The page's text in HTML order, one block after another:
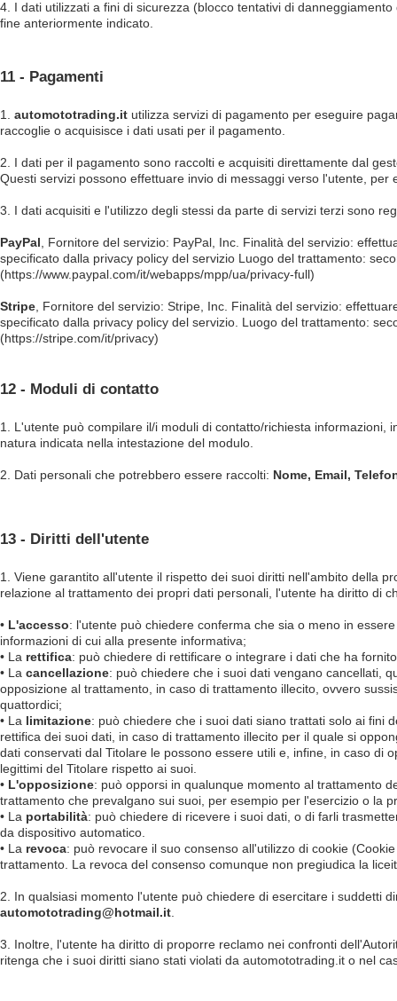
4. I dati utilizzati a fini di sicurezza (blocco tentativi di
fine anteriormente indicato.
11 - Pagamenti
1. automototrading.it utilizza servizi di pagamento per eseguire
raccoglie o acquisisce i dati usati per il pagamento.
2. I dati per il pagamento sono raccolti e acquisiti direttamente dal
Questi servizi possono effettuare invio di messaggi verso l'utente,
3. I dati acquisiti e l'utilizzo degli stessi da parte di servizi terzi sono
PayPal , Fornitore del servizio: PayPal, Inc. Finalità del servizio:
specificato dalla privacy policy del servizio Luogo del trattamento:
(https://www.paypal.com/it/webapps/mpp/ua/privacy-full)
Stripe , Fornitore del servizio: Stripe, Inc. Finalità del servizio:
specificato dalla privacy policy del servizio. Luogo del trattamento:
(https://stripe.com/it/privacy)
12 - Moduli di contatto
1. L'utente può compilare il/i moduli di contatto/richiesta
natura indicata nella intestazione del modulo.
2. Dati personali che potrebbero essere raccolti: Nome, Email,
13 - Diritti dell'utente
1. Viene garantito all'utente il rispetto dei suoi diritti nell'ambito della
relazione al trattamento dei propri dati personali, l'utente ha diritto di
• L'accesso: l'utente può chiedere conferma che sia o meno in
informazioni di cui alla presente informativa;
• La rettifica: può chiedere di rettificare o integrare i dati che ha
• La cancellazione: può chiedere che i suoi dati vengano cancellati,
opposizione al trattamento, in caso di trattamento illecito, ovvero
quattordici;
• La limitazione: può chiedere che i suoi dati siano trattati solo ai fini
rettifica dei suoi dati, in caso di trattamento illecito per il quale si
dati conservati dal Titolare le possono essere utili e, infine, in caso di
legittimi del Titolare rispetto ai suoi.
• L'opposizione: può opporsi in qualunque momento al trattamento
trattamento che prevalgano sui suoi, per esempio per l'esercizio o la
• La portabilità: può chiedere di ricevere i suoi dati, o di farli
da dispositivo automatico.
• La revoca: può revocare il suo consenso all'utilizzo di cookie
trattamento. La revoca del consenso comunque non pregiudica la
2. In qualsiasi momento l'utente può chiedere di esercitare i suddetti
automototrading@hotmail.it
3. Inoltre, l'utente ha diritto di proporre reclamo nei confronti
ritenga che i suoi diritti siano stati violati da automototrading.it o nel